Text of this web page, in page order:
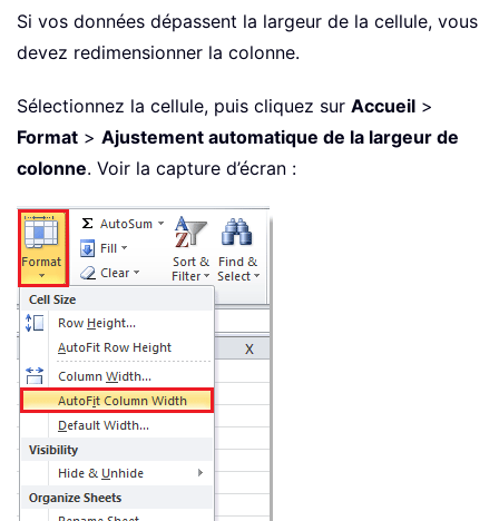
Si vos données dépassent la largeur de la cellule, vous
devez redimensionner la colonne.
Sélectionnez la cellule, puis cliquez sur Accueil >
Format > Ajustement automatique de la largeur de
colonne. Voir la capture d’écran :